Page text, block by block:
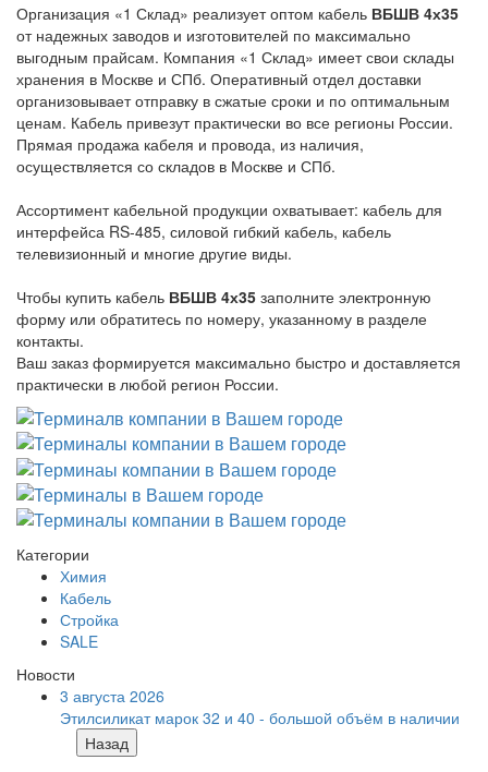
Организация «1 Склад» реализует оптом кабель ВБШВ 4х35
от надежных заводов и изготовителей по максимально
выгодным прайсам. Компания «1 Склад» имеет свои склады
хранения в Москве и СПб. Оперативный отдел доставки
организовывает отправку в сжатые сроки и по оптимальным
ценам. Кабель привезут практически во все регионы России.
Прямая продажа кабеля и провода, из наличия,
осуществляется со складов в Москве и СПб.
Ассортимент кабельной продукции охватывает: кабель для
интерфейса RS-485, силовой гибкий кабель, кабель
телевизионный и многие другие виды.
Чтобы купить кабель ВБШВ 4х35 заполните электронную
форму или обратитесь по номеру, указанному в разделе
контакты.
Ваш заказ формируется максимально быстро и доставляется
практически в любой регион России.
Категории
Химия
Кабель
Стройка
SALE
Новости
3 августа 2026
Этилсиликат марок 32 и 40 - большой объём в наличии
Назад